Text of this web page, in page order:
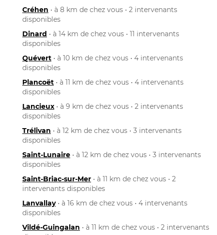
Créhen • à 8 km de chez vous • 2 intervenants
disponibles
Dinard • à 14 km de chez vous • 11 intervenants
disponibles
Quévert • à 10 km de chez vous • 4 intervenants
disponibles
Plancoët • à 11 km de chez vous • 4 intervenants
disponibles
Lancieux • à 9 km de chez vous • 2 intervenants
disponibles
Trélivan • à 12 km de chez vous • 3 intervenants
disponibles
Saint-Lunaire • à 12 km de chez vous • 3 intervenants
disponibles
Saint-Briac-sur-Mer • à 11 km de chez vous • 2
intervenants disponibles
Lanvallay• à 16 km de chez vous • 4 intervenants
disponibles
Vildé-Guingalan • à 11 km de chez vous • 2 intervenants